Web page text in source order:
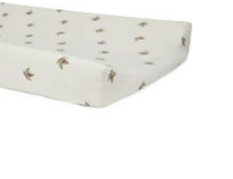
être
choisies
la
page